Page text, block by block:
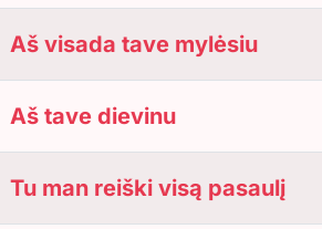
Aš visada tave mylėsiu
Aš tave dievinu
Tu man reiški visą pasaulį